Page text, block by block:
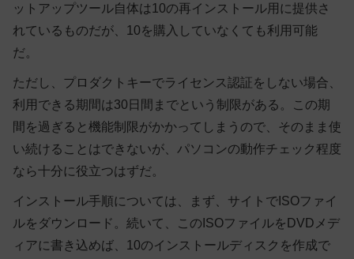
ットアップツール自体は10の再インストール用に提供さ
れているものだが、10を購入していなくても利用可能
だ。
ただし、プロダクトキーでライセンス認証をしない場合、
利用できる期間は30日間までという制限がある。この期
間を過ぎると機能制限がかかってしまうので、そのまま使
い続けることはできないが、パソコンの動作チェック程度
なら十分に役立つはずだ。
インストール手順については、まず、サイトでISOファイ
ルをダウンロード。続いて、このISOファイルをDVDメデ
ィアに書き込めば、10のインストールディスクを作成で